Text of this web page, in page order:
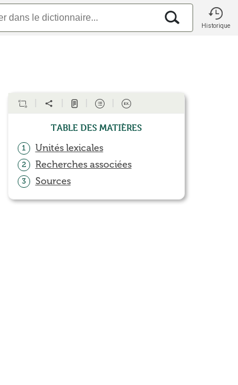
Historique
Table des matières
1 Unités lexicales
2 Recherches associées
3 Sources